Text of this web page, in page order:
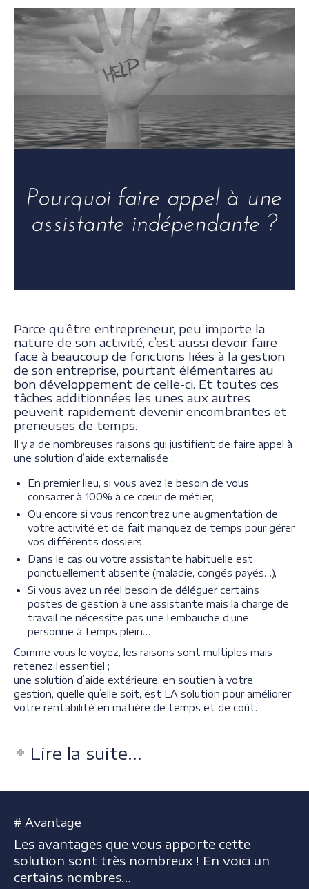
Parce qu’être entrepreneur, peu importe la
nature de son activité, c’est aussi devoir faire
face à beaucoup de fonctions liées à la gestion
de son entreprise, pourtant élémentaires au
bon développement de celle-ci. Et toutes ces
tâches additionnées les unes aux autres
peuvent rapidement devenir encombrantes et
preneuses de temps.
Il y a de nombreuses raisons qui justifient de faire appel à
une solution d’aide externalisée ;
En premier lieu, si vous avez le besoin de vous
consacrer à 100% à ce cœur de métier,
Ou encore si vous rencontrez une augmentation de
votre activité et de fait manquez de temps pour gérer
vos différents dossiers,
Dans le cas ou votre assistante habituelle est
ponctuellement absente (maladie, congés payés…),
Si vous avez un réel besoin de déléguer certains
postes de gestion à une assistante mais la charge de
travail ne nécessite pas une l’embauche d’une
personne à temps plein…
Comme vous le voyez, les raisons sont multiples mais
retenez l’essentiel ;
une solution d’aide extérieure, en soutien à votre
gestion, quelle qu’elle soit, est LA solution pour améliorer
votre rentabilité en matière de temps et de coût.
Lire la suite...
# Avantage
Les avantages que vous apporte cette
solution sont très nombreux ! En voici un
certains nombres…